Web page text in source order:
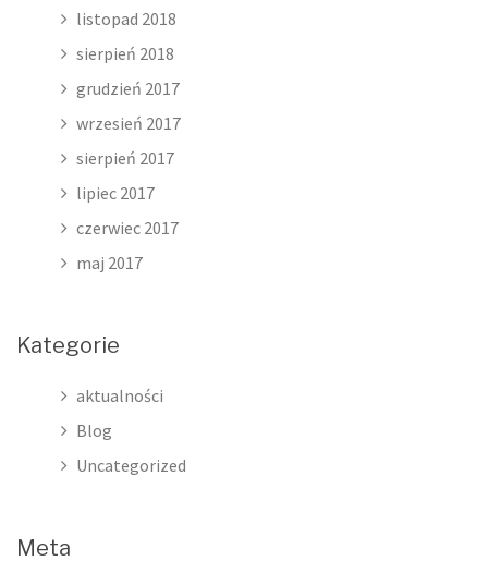
listopad 2018
sierpień 2018
grudzień 2017
wrzesień 2017
sierpień 2017
lipiec 2017
czerwiec 2017
maj 2017
Kategorie
aktualności
Blog
Uncategorized
Meta